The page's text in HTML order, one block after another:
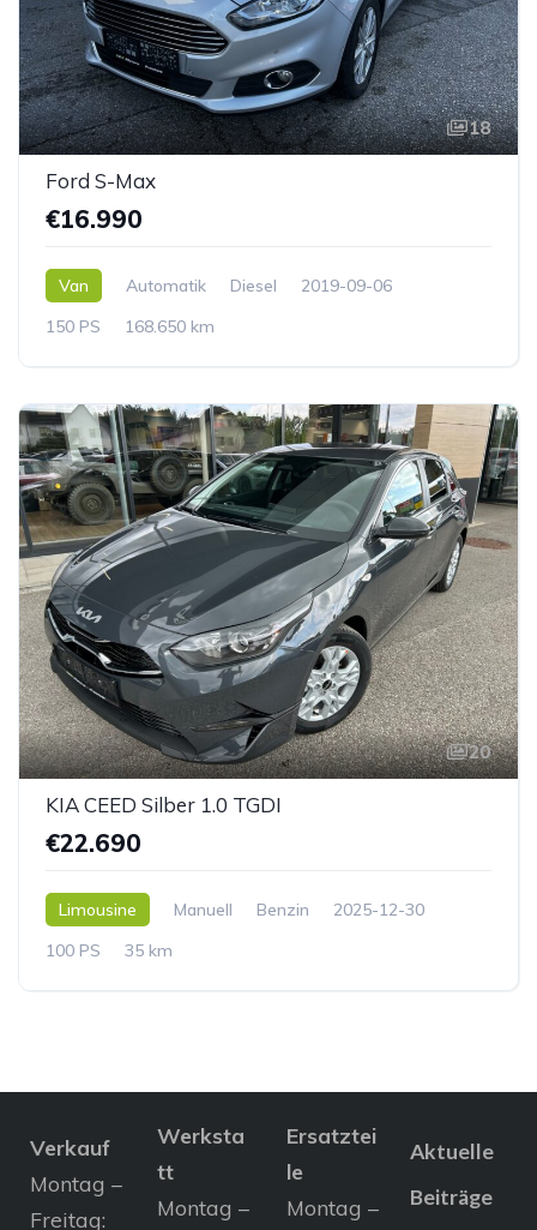
18
Ford S-Max
€16.990
Van Automatik Diesel
2019-09-06
150 PS
168.650 km
20
KIA CEED Silber 1.0 TGDI
€22.690
Limousine Manuell Benzin
2025-12-30
100 PS
35 km
Verkauf
Montag –
Freitag:
Werksta
tt
Montag –
Ersatztei
le
Montag –
Aktuelle
Beiträge